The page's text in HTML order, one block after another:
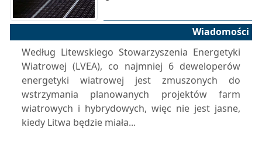
Wiadomości
Według Litewskiego Stowarzyszenia Energetyki
Wiatrowej (LVEA), co najmniej 6 deweloperów
energetyki wiatrowej jest zmuszonych do
wstrzymania planowanych projektów farm
wiatrowych i hybrydowych, więc nie jest jasne,
kiedy Litwa będzie miała...